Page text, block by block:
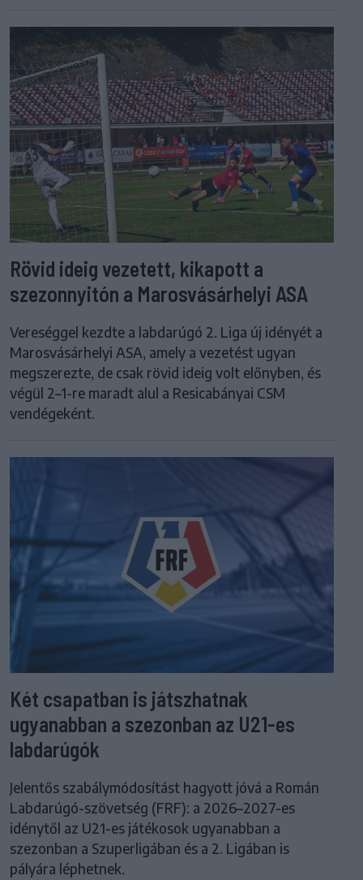
Rövid ideig vezetett, kikapott a
szezonnyitón a Marosvásárhelyi ASA
Vereséggel kezdte a labdarúgó 2. Liga új idényét a
Marosvásárhelyi ASA, amely a vezetést ugyan
megszerezte, de csak rövid ideig volt előnyben, és
végül 2–1-re maradt alul a Resicabányai CSM
vendégeként.
Két csapatban is játszhatnak
ugyanabban a szezonban az U21-es
labdarúgók
Jelentős szabálymódosítást hagyott jóvá a Román
Labdarúgó-szövetség (FRF): a 2026–2027-es
idénytől az U21-es játékosok ugyanabban a
szezonban a Szuperligában és a 2. Ligában is
pályára léphetnek.